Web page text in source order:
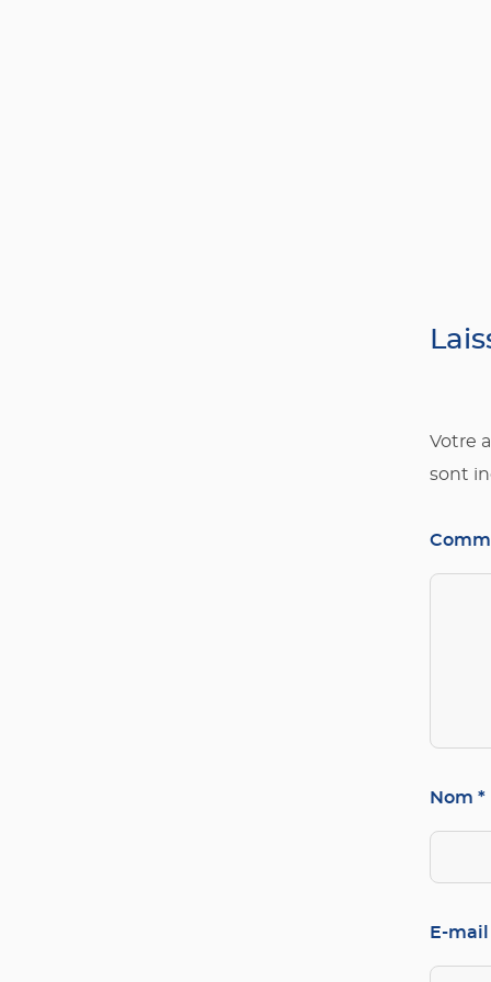
Votre
sont
Nom *
E-